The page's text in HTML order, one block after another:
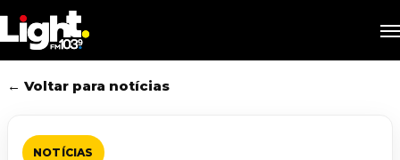
to
main
content
← Voltar para notícias
NOTÍCIAS